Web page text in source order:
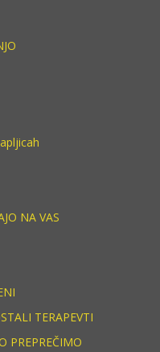
NA VAS
TERAPEVTI
PREPREČIMO